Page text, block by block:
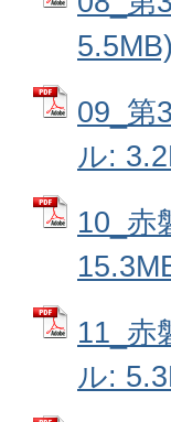
5.5MB)
09_第
ル:
10_赤
11_赤
ル: